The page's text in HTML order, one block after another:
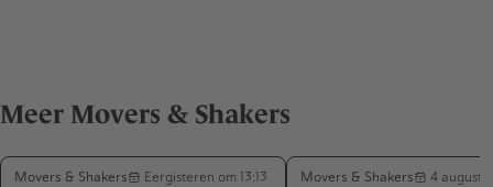
Meer Movers & Shakers
Movers & Shakers Eergisteren om 13:13 Movers & Shakers 4